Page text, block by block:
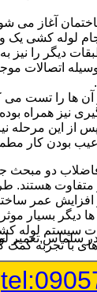
آغاز می
لوله کشی یک
دیگر را نیز
اتصالات
و آن ها را تست
نیز همراه
پس از این مرحله
عیب بودن کار
دو مبحث
متفاوت هستند.
عمر
بسیار
سیستم لوله
با تجربه
:
سلماس,تعمیر